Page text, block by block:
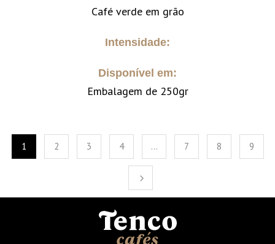
Café verde em grão
Intensidade:
Disponível em:
Embalagem de 250gr
1 2 3 4 … 7 8 9